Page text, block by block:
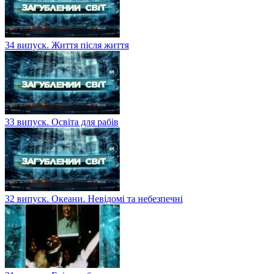
34 випуск. Життя після життя
33 випуск. Освіта для рабів
32 випуск. Океани. Невідомі та небезпечні